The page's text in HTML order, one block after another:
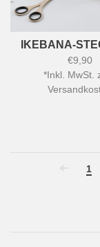
IKEBANA-
€9,90
*Inkl. MwSt.
1